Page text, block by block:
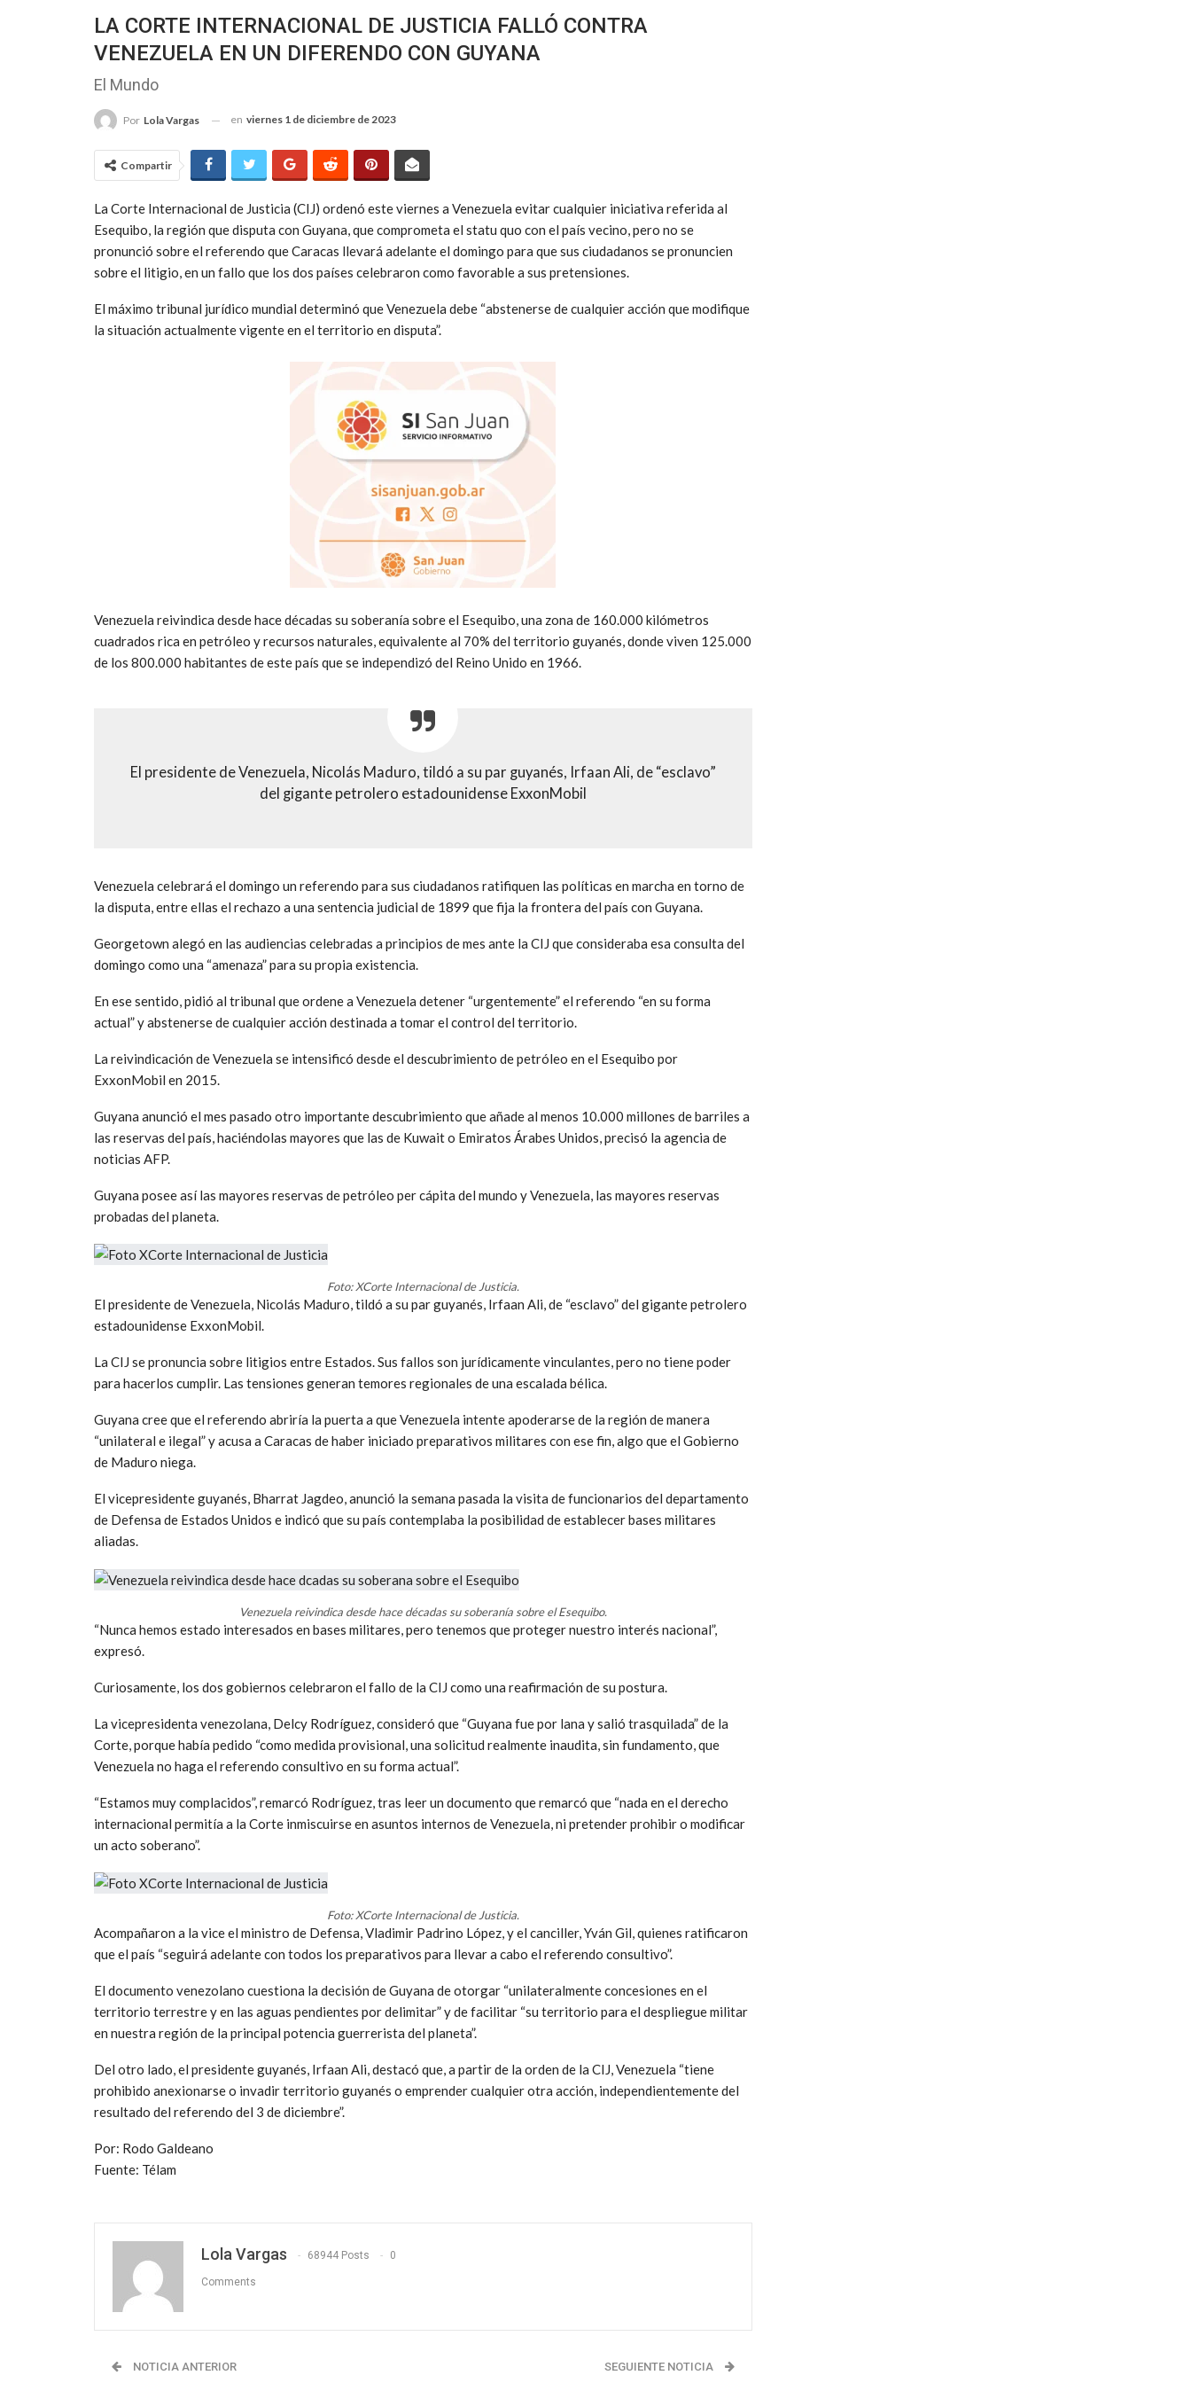
LA CORTE INTERNACIONAL DE JUSTICIA FALLÓ CONTRA
VENEZUELA EN UN DIFERENDO CON GUYANA
El Mundo
Por Lola Vargas en viernes 1 de diciembre de 2023
Compartir
La Corte Internacional de Justicia (CIJ) ordenó este viernes a Venezuela evitar cualquier iniciativa referida al
Esequibo, la región que disputa con Guyana, que comprometa el statu quo con el país vecino, pero no se
pronunció sobre el referendo que Caracas llevará adelante el domingo para que sus ciudadanos se pronuncien
sobre el litigio, en un fallo que los dos países celebraron como favorable a sus pretensiones.
El máximo tribunal jurídico mundial determinó que Venezuela debe “abstenerse de cualquier acción que modifique
la situación actualmente vigente en el territorio en disputa”.
Venezuela reivindica desde hace décadas su soberanía sobre el Esequibo, una zona de 160.000 kilómetros
cuadrados rica en petróleo y recursos naturales, equivalente al 70% del territorio guyanés, donde viven 125.000
de los 800.000 habitantes de este país que se independizó del Reino Unido en 1966.
El presidente de Venezuela, Nicolás Maduro, tildó a su par guyanés, Irfaan Ali, de “esclavo”
del gigante petrolero estadounidense ExxonMobil
Venezuela celebrará el domingo un referendo para sus ciudadanos ratifiquen las políticas en marcha en torno de
la disputa, entre ellas el rechazo a una sentencia judicial de 1899 que fija la frontera del país con Guyana.
Georgetown alegó en las audiencias celebradas a principios de mes ante la CIJ que consideraba esa consulta del
domingo como una “amenaza” para su propia existencia.
En ese sentido, pidió al tribunal que ordene a Venezuela detener “urgentemente” el referendo “en su forma
actual” y abstenerse de cualquier acción destinada a tomar el control del territorio.
La reivindicación de Venezuela se intensificó desde el descubrimiento de petróleo en el Esequibo por
ExxonMobil en 2015.
Guyana anunció el mes pasado otro importante descubrimiento que añade al menos 10.000 millones de barriles a
las reservas del país, haciéndolas mayores que las de Kuwait o Emiratos Árabes Unidos, precisó la agencia de
noticias AFP.
Guyana posee así las mayores reservas de petróleo per cápita del mundo y Venezuela, las mayores reservas
probadas del planeta.
Foto: XCorte Internacional de Justicia.
El presidente de Venezuela, Nicolás Maduro, tildó a su par guyanés, Irfaan Ali, de “esclavo” del gigante petrolero
estadounidense ExxonMobil.
La CIJ se pronuncia sobre litigios entre Estados. Sus fallos son jurídicamente vinculantes, pero no tiene poder
para hacerlos cumplir. Las tensiones generan temores regionales de una escalada bélica.
Guyana cree que el referendo abriría la puerta a que Venezuela intente apoderarse de la región de manera
“unilateral e ilegal” y acusa a Caracas de haber iniciado preparativos militares con ese fin, algo que el Gobierno
de Maduro niega.
El vicepresidente guyanés, Bharrat Jagdeo, anunció la semana pasada la visita de funcionarios del departamento
de Defensa de Estados Unidos e indicó que su país contemplaba la posibilidad de establecer bases militares
aliadas.
Venezuela reivindica desde hace décadas su soberanía sobre el Esequibo.
“Nunca hemos estado interesados en bases militares, pero tenemos que proteger nuestro interés nacional”,
expresó.
Curiosamente, los dos gobiernos celebraron el fallo de la CIJ como una reafirmación de su postura.
La vicepresidenta venezolana, Delcy Rodríguez, consideró que “Guyana fue por lana y salió trasquilada” de la
Corte, porque había pedido “como medida provisional, una solicitud realmente inaudita, sin fundamento, que
Venezuela no haga el referendo consultivo en su forma actual”.
“Estamos muy complacidos”, remarcó Rodríguez, tras leer un documento que remarcó que “nada en el derecho
internacional permitía a la Corte inmiscuirse en asuntos internos de Venezuela, ni pretender prohibir o modificar
un acto soberano”.
Foto: XCorte Internacional de Justicia.
Acompañaron a la vice el ministro de Defensa, Vladimir Padrino López, y el canciller, Yván Gil, quienes ratificaron
que el país “seguirá adelante con todos los preparativos para llevar a cabo el referendo consultivo”.
El documento venezolano cuestiona la decisión de Guyana de otorgar “unilateralmente concesiones en el
territorio terrestre y en las aguas pendientes por delimitar” y de facilitar “su territorio para el despliegue militar
en nuestra región de la principal potencia guerrerista del planeta”.
Del otro lado, el presidente guyanés, Irfaan Ali, destacó que, a partir de la orden de la CIJ, Venezuela “tiene
prohibido anexionarse o invadir territorio guyanés o emprender cualquier otra acción, independientemente del
resultado del referendo del 3 de diciembre”.
Por: Rodo Galdeano
Fuente: Télam
Lola Vargas 68944 Posts 0
Comments
NOTICIA ANTERIOR SEGUIENTE NOTICIA